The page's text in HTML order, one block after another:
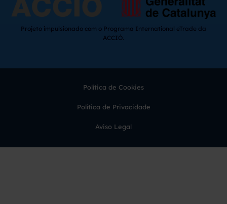
Projeto impulsionado com o Programa International eTrade da
ACCIÓ.
Política de Cookies
Política de Privacidade
Aviso Legal